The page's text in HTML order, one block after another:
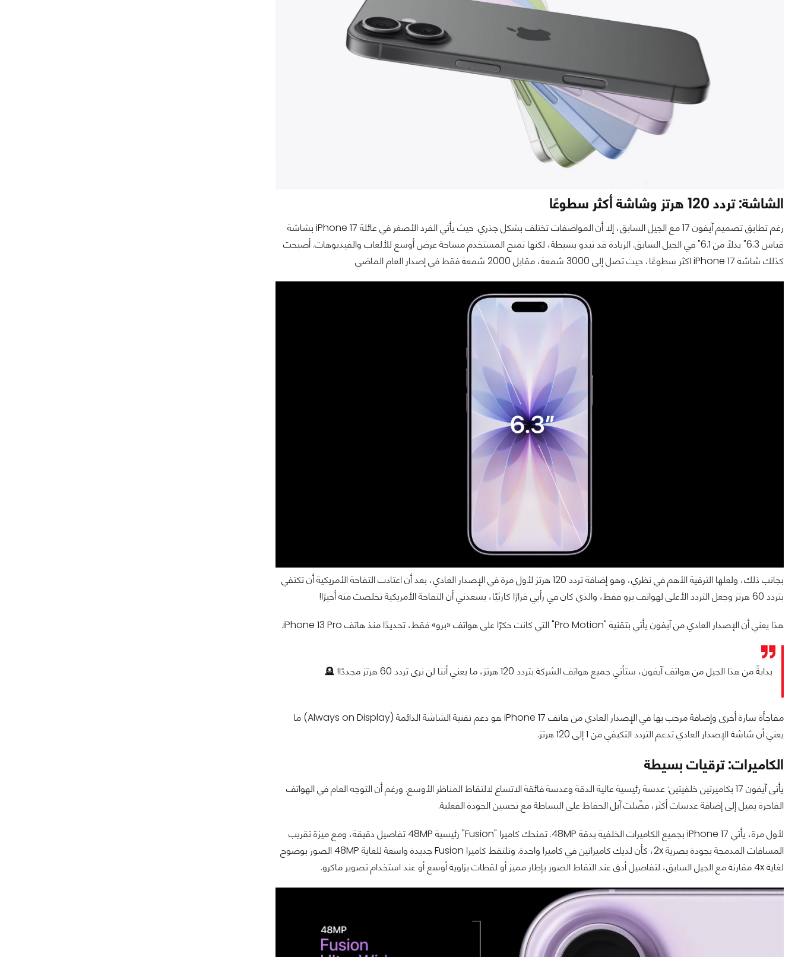
الشاشة: تردد 120 هرتز وشاشة أكثر سطوعًا
رغم تطابق تصميم آيفون 17 مع الجيل السابق، إلا أن المواصفات تختلف بشكل جذري. حيث يأتي الفرد الأصغر في عائلة iPhone 17 بشاشة
قياس 6.3" بدلًا من 6.1" في الجيل السابق. الزيادة قد تبدو بسيطة، لكنها تمنح المستخدم مساحة عرض أوسع للألعاب والفيديوهات. أصبحت
كذلك شاشة iPhone 17 اكثر سطوعًا، حيث تصل إلى 3000 شمعة، مقابل 2000 شمعة فقط في إصدار العام الماضي
بجانب ذلك، ولعلها الترقية الأهم في نظري، وهو إضافة تردد 120 هرتز لأول مرة في الإصدار العادي، بعد أن اعتادت التفاحة الأمريكية أن تكتفي
بتردد 60 هرتز وجعل التردد الأعلى لهواتف برو فقط، والذي كان في رأيي قرارًا كارثيًا، يسعدني أن التفاحة الأمريكية تخلصت منه أخيرًا!
هذا يعني أن الإصدار العادي من آيفون يأتي بتقنية "Pro Motion" التي كانت حكرًا على هواتف «برو» فقط، تحديدًا منذ هاتف iPhone 13 Pro.
بدايةً من هذا الجيل من هواتف آيفون، ستأتي جميع هواتف الشركة بتردد 120 هرتز، ما يعني أننا لن نرى تردد 60 هرتز مجددًا! 🪦
مفاجأة سارة أخرى وإضافة مرحب بها في الإصدار العادي من هاتف iPhone 17 هو دعم تقنية الشاشة الدائمة (Always on Display) ما
يعني أن شاشة الإصدار العادي تدعم التردد التكيفي من 1 إلى 120 هرتز.
الكاميرات: ترقيات بسيطة
يأتى آيفون 17 بكاميرتين خلفيتين: عدسة رئيسية عالية الدقة وعدسة فائقة الاتساع لالتقاط المناظر الأوسع. ورغم أن التوجه العام في الهواتف
الفاخرة يميل إلى إضافة عدسات أكثر، فضّلت آبل الحفاظ على البساطة مع تحسين الجودة الفعلية.
لأول مرة، يأتي iPhone 17 بجميع الكاميرات الخلفية بدقة 48MP. تمنحك كاميرا "Fusion" رئيسية 48MP تفاصيل دقيقة، ومع ميزة تقريب
المسافات المدمجة بجودة بصرية 2x، كأن لديك كاميراتين في كاميرا واحدة. وتلتقط كاميرا Fusion جديدة واسعة للغاية 48MP الصور بوضوح
لغاية 4x مقارنة مع الجيل السابق، لتفاصيل أدق عند التقاط الصور بإطار مميز أو لقطات بزاوية أوسع أو عند استخدام تصوير ماكرو.